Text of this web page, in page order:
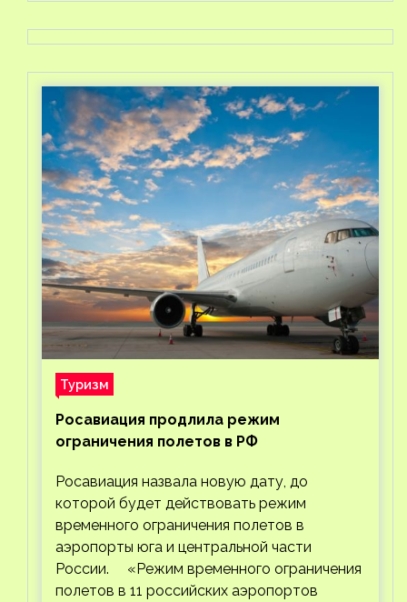
Туризм
Росавиация продлила режим
ограничения полетов в РФ
Росавиация назвала новую дату, до
которой будет действовать режим
временного ограничения полетов в
аэропорты юга и центральной части
России. «Режим временного ограничения
полетов в 11 российских аэропортов